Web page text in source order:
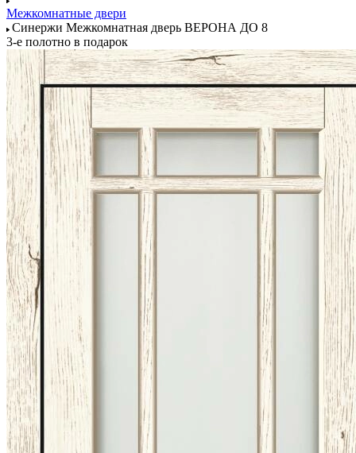
Межкомнатные двери
Синержи Межкомнатная дверь ВЕРОНА ДО 8
3-е полотно в подарок